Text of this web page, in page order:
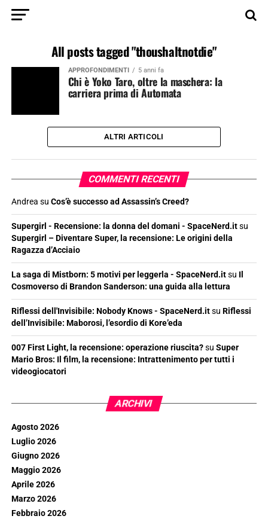
All posts tagged "thoushaltnotdie"
APPROFONDIMENTI 5 anni fa
Chi è Yoko Taro, oltre la maschera: la
carriera prima di Automata
ALTRI ARTICOLI
COMMENTI RECENTI
Andrea su Cos’è successo ad Assassin’s Creed?
Supergirl - Recensione: la donna del domani - SpaceNerd.itsu
Supergirl – Diventare Super, la recensione: Le origini della
Ragazza d’Acciaio
La saga di Mistborn: 5 motivi per leggerla - SpaceNerd.itsu Il
Cosmoverso di Brandon Sanderson: una guida alla lettura
Riflessi dell'Invisibile: Nobody Knows - SpaceNerd.itsu Riflessi
dell’Invisibile: Maborosi, l’esordio di Kore’eda
007 First Light, la recensione: operazione riuscita?su Super
Mario Bros: Il film, la recensione: Intrattenimento per tutti i
videogiocatori
ARCHIVI
Agosto 2026
Luglio 2026
Giugno 2026
Maggio 2026
Aprile 2026
Marzo 2026
Febbraio 2026